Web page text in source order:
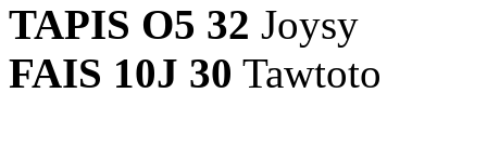
TAPIS O5 32 Joysy
FAIS 10J 30 Tawtoto